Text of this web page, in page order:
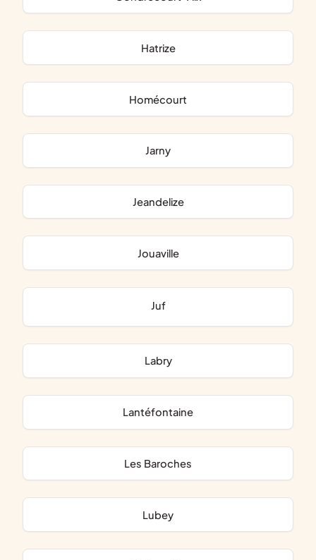
Hatrize
Homécourt
Jarny
Jeandelize
Jouaville
Juf
Labry
Lantéfontaine
Les Baroches
Lubey